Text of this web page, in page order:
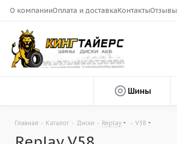
О компанииОплата и доставкаКонтактыОтзывы
Шины
Главная - Каталог - Диски - Replay - V58